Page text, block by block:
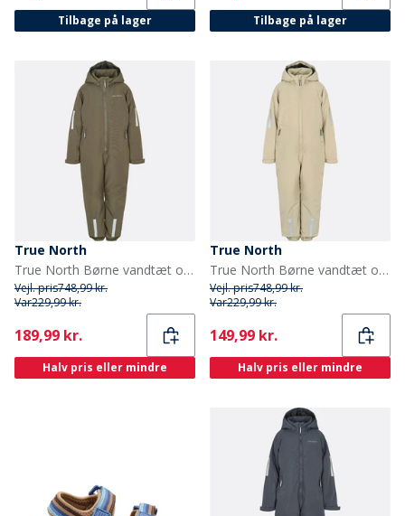
Tilbage på lager Tilbage på lager
True North
True North Børne vandtæt overall Oxford snefrakke tarmac
Vejl. pris748,99 kr.
Var229,99 kr.
Current
189,99 kr.
Halv pris eller mindre
True North
True North Børne vandtæt overall Oxford sne dragt sand
Vejl. pris748,99 kr.
Var229,99 kr.
Current
149,99 kr.
Halv pris eller mindre